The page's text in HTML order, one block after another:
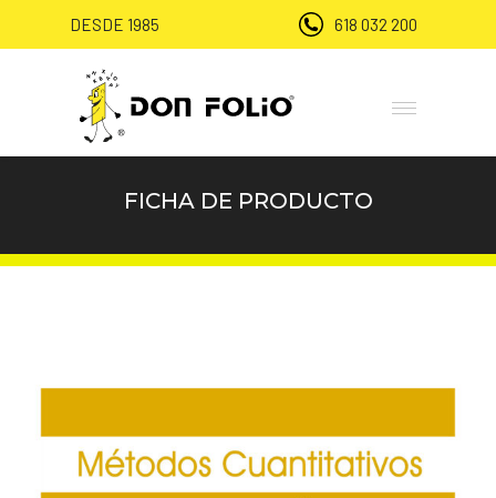
DESDE 1985 618 032 200
FICHA DE PRODUCTO